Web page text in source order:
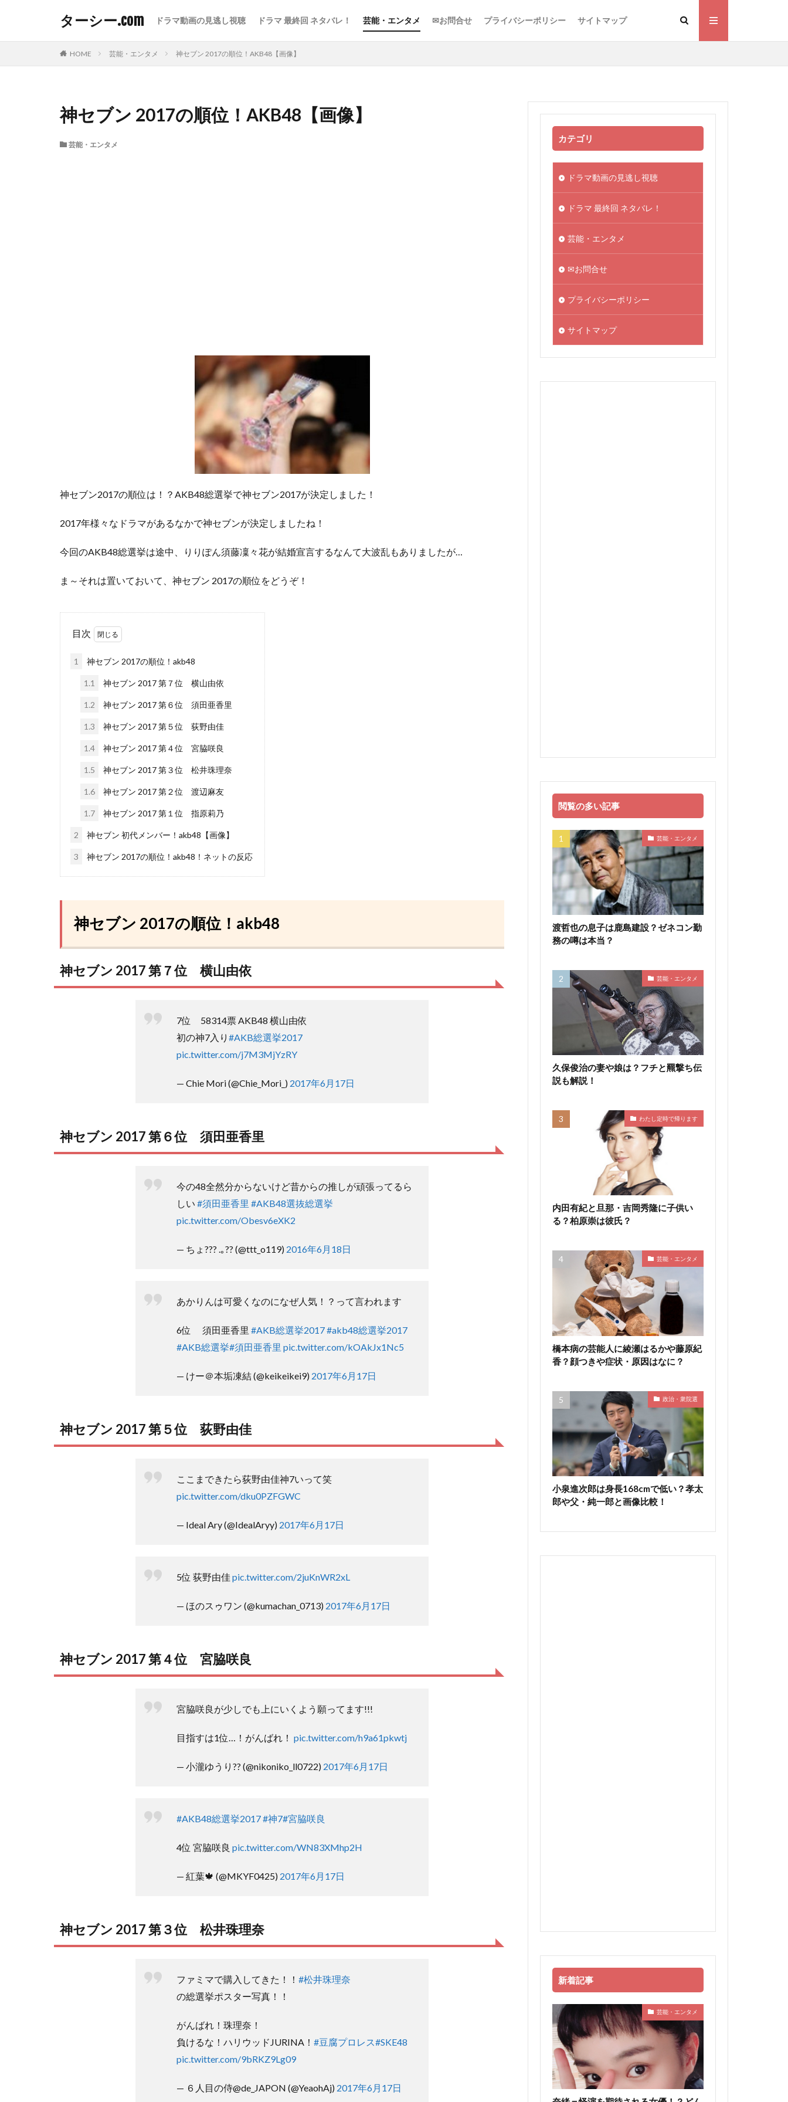
ターシー.com ドラマ動画の見逃し視聴 ドラマ 最終回 ネタバレ！ 芸能・エンタメ ✉お問合せ プライバシーポリシー サイトマップ
HOME 芸能・エンタメ 神セブン 2017の順位！AKB48【画像】
神セブン 2017の順位！AKB48【画像】
芸能・エンタメ
神セブン2017の順位は！？AKB48総選挙で神セブン2017が決定しました！
2017年様々なドラマがあるなかで神セブンが決定しましたね！
今回のAKB48総選挙は途中、りりぽん須藤凜々花が結婚宣言するなんて大波乱もありましたが…
ま～それは置いておいて、神セブン 2017の順位をどうぞ！
目次
1 神セブン 2017の順位！akb48
1.1 神セブン 2017 第７位 横山由依
1.2 神セブン 2017 第６位 須田亜香里
1.3 神セブン 2017 第５位 荻野由佳
1.4 神セブン 2017 第４位 宮脇咲良
1.5 神セブン 2017 第３位 松井珠理奈
1.6 神セブン 2017 第２位 渡辺麻友
1.7 神セブン 2017 第１位 指原莉乃
2 神セブン 初代メンバー！akb48【画像】
3 神セブン 2017の順位！akb48！ネットの反応
神セブン 2017の順位！akb48
神セブン 2017 第７位 横山由依
7位 58314票 AKB48 横山由依
初の神7入り #AKB総選挙2017
pic.twitter.com/j7M3MjYzRY
— Chie Mori (@Chie_Mori_) 2017年6月17日
神セブン 2017 第６位 須田亜香里
今の48全然分からないけど昔からの推しが頑張ってるら
しい #須田亜香里 #AKB48選抜総選挙
pic.twitter.com/Obesv6eXK2
— ちょ??? .｡?? (@ttt_o119) 2016年6月18日
あかりんは可愛くなのになぜ人気！？って言われます
6位 須田亜香里 #AKB総選挙2017#akb48総選挙2017
#AKB総選挙#須田亜香里 pic.twitter.com/kOAkJx1Nc5
— けー＠本垢凍結 (@keikeikei9) 2017年6月17日
神セブン 2017 第５位 荻野由佳
ここまできたら荻野由佳神7いって笑
pic.twitter.com/dku0PZFGWC
— Ideal Ary (@IdealAryy) 2017年6月17日
5位 荻野由佳pic.twitter.com/2juKnWR2xL
— ほのスゥワン (@kumachan_0713) 2017年6月17日
神セブン 2017 第４位 宮脇咲良
宮脇咲良が少しでも上にいくよう願ってます!!!
目指すは1位…！がんばれ！ pic.twitter.com/h9a61pkwtj
— 小瀧ゆうり?? (@nikoniko_ll0722) 2017年6月17日
#AKB48総選挙2017#神7#宮脇咲良
4位 宮脇咲良 pic.twitter.com/WN83XMhp2H
— 紅葉🍁 (@MKYF0425) 2017年6月17日
神セブン 2017 第３位 松井珠理奈
ファミマで購入してきた！！ #松井珠理奈
の総選挙ポスター写真！！
がんばれ！珠理奈！
負けるな！ハリウッドJURINA！ #豆腐プロレス#SKE48
pic.twitter.com/9bRKZ9Lg09
— ６人目の侍@de_JAPON (@YeaohAj) 2017年6月17日
カテゴリ
ドラマ動画の見逃し視聴
ドラマ 最終回 ネタバレ！
芸能・エンタメ
✉お問合せ
プライバシーポリシー
サイトマップ
閲覧の多い記事
芸能・エンタメ
渡哲也の息子は鹿島建設？ゼネコン勤
務の噂は本当？
芸能・エンタメ
久保俊治の妻や娘は？フチと羆撃ち伝
説も解説！
わたし定時で帰ります
内田有紀と旦那・吉岡秀隆に子供い
る？柏原崇は彼氏？
芸能・エンタメ
橋本病の芸能人に綾瀬はるかや藤原紀
香？顔つきや症状・原因はなに？
政治・衆院選
小泉進次郎は身長168cmで低い？孝太
郎や父・純一郎と画像比較！
新着記事
芸能・エンタメ